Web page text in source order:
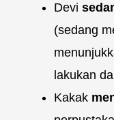
Devi
(sedang
lakukan
Kakak